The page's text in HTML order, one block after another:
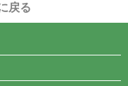
戻る